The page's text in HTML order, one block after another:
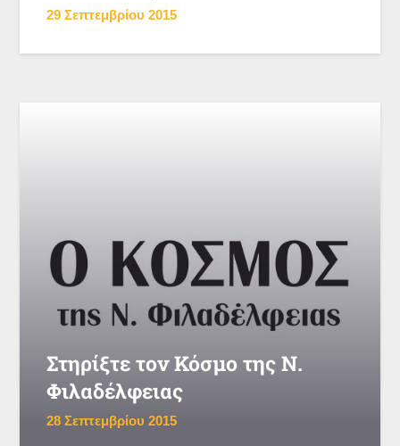
29 Σεπτεμβρίου 2015
Στηρίξτε τον Κόσμο της Ν.
Φιλαδέλφειας
28 Σεπτεμβρίου 2015